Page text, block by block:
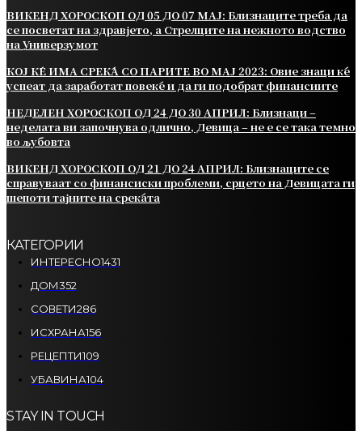
ВИКЕНД ХОРОСКОП ОД 05 ДО 07 МАЈ: Близнаците треба да
се посветат на здравјето, а Стрелците на нежното водство
на Универзумот
КОЈ ЌЕ ИМА СРЕЌА СО ПАРИТЕ ВО МАЈ 2023: Овие знаци ќе
успеат да заработат повеќе и да ги подобрат финансиите
НЕДЕЛЕН ХОРОСКОП ОД 24 ДО 30 АПРИЛ: Близнаци –
неделата ви започнува одлично, Девица – не е се така темно
во љубовта
ВИКЕНД ХОРОСКОП ОД 21 ДО 24 АПРИЛ: Близнаците се
справуваат со финансиски проблеми, срцето на Девицата ги
шепоти тајните на среќата
КАТЕГОРИИ
ИНТЕРЕСНО1431
ДОМ352
СОВЕТИ286
ИСХРАНА156
РЕЦЕПТИ109
УБАВИНА104
STAY IN TOUCH